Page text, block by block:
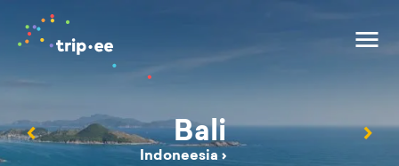
‹ Bali
Indoneesia›
›